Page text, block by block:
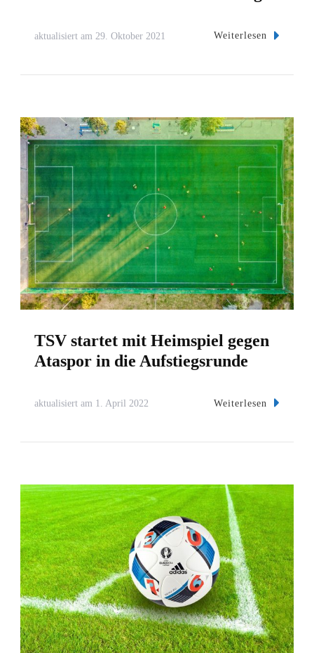
aktualisiert am 29. Oktober 2021 Weiterlesen
TSV startet mit Heimspiel gegen
Ataspor in die Aufstiegsrunde
aktualisiert am 1. April 2022 Weiterlesen